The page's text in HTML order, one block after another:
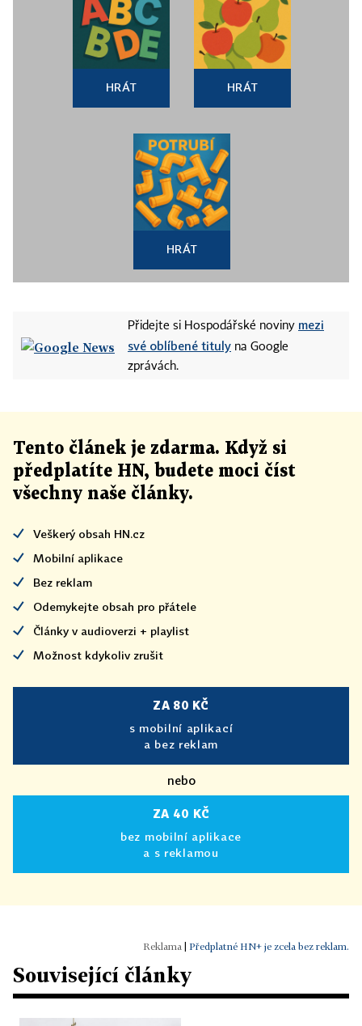
HRÁT HRÁT
HRÁT
Přidejte si Hospodářské noviny mezi
své oblíbené tituly na Google
zprávách.
Tento článek je zdarma. Když si
předplatíte HN, budete moci číst
všechny naše články.
Veškerý obsah HN.cz
Mobilní aplikace
Bez reklam
Odemykejte obsah pro přátele
Články v audioverzi + playlist
Možnost kdykoliv zrušit
ZA 80 KČ
s mobilní aplikací
a bez reklam
nebo
ZA 40 KČ
bez mobilní aplikace
a s reklamou
Předplatné HN+ je zcela bez reklam.
Související články